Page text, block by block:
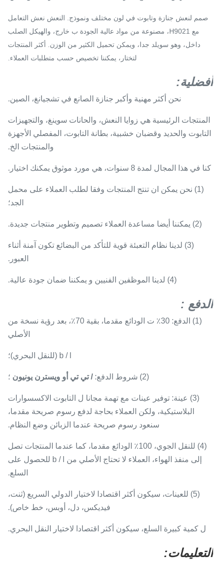
صمم لنعش جنازة وتابوت في لون مختلف ونموذج.
النعش نعش التعامل
مع H9021، مصنوعة من مواد عالية الجودة ب خارج، والهيكل الصلب
داخل، وهو سويلد جدا، ويمكن تحميل الكثير من الوزن.
أكثر المنتجات
لتختار، يمكننا تخصيص حسب متطلبات العملاء.
أفضلية:
نحن أكثر مهنية وأكبر جنازة الصانع في تشجيانغ، الصين.
المنتجات الرئيسية هي زوايا النعش، والحانات سوينغ، والتجهيزات
التابوت والحديد وقضبان خشبية، بطانة التابوت، المفصلي الأجهزة
والمنتجات الخ.
كنا في هذا المجال لمدة 8 سنوات، هي مورد موثوق يمكنك اختيار.
(1) نحن يمكن ان تنتج المنتجات وفقا لطلب العملاء على محمل
الجد؛
(2) يمكننا أيضا مساعدة العملاء تصميم وتطوير منتجات جديدة.
(3) لدينا نظام التعبئة قوية للتأكد من البضائع تكون آمنة أثناء
العبور.
(4) لدينا الموظفين الفنيين و يمكننا ضمان جودة عالية.
الدفع :
(1) الدفع: 30٪ ت الودائع مقدما، بقية 70٪، بعد رؤية نسخة من
الأصلي
b / l (للنقل البحري)؛
(2) شروط الدفع: / تي تي أو ويسترن يونيون ؛
(3) عينة: توفير عينات مع تهمة مجانا ل التابوت الاكسسوارات
البلاستيكية، ولكن العملاء بحاجة لدفع رسوم صريحة مقدما،
سنعود رسوم صريحة عندما الزبائن وضع النظام.
(4) للنقل الجوي، 100٪ الودائع مقدما، كما عندما المنتجات تصل
إلى منفذ الهواء، العملاء لا تحتاج الأصلي من b / l للحصول على
السلع.
(5) للعينات، سيكون أكثر اقتصادا لاختيار الدولي السريع (ثنت،
فيديكس، دل، أوبس، خط خاص).
ل كمية كبيرة السلع، سيكون أكثر اقتصادا لاختيار النقل البحري.
التعليمات: